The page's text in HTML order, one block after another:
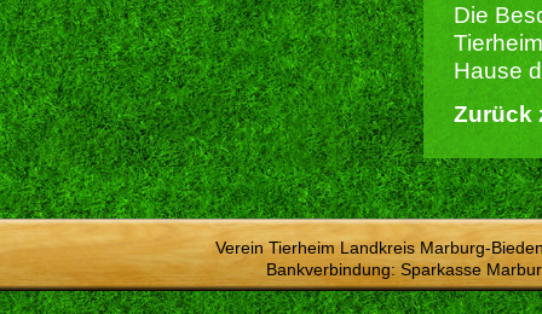
Die
Hause
Zurück
Verein Tierheim Landkreis Marburg-
Bankverbindung: Sparkasse